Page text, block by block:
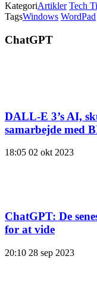
KategoriArtikler Tech
TagsWindows WordPad
ChatGPT
DALL-E 3’s AI,
samarbejde med
18:05 02 okt 2023
ChatGPT: De
for at vide
20:10 28 sep 2023